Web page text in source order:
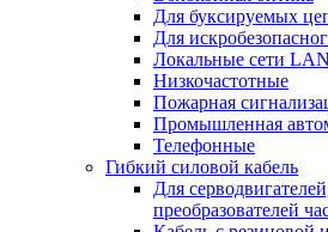
Для буксируемых
Для
Локальные сети LAN
Низкочастотные
Пожарная
Промышленная
Телефонные
Гибкий силовой кабель
Для
преобразователей